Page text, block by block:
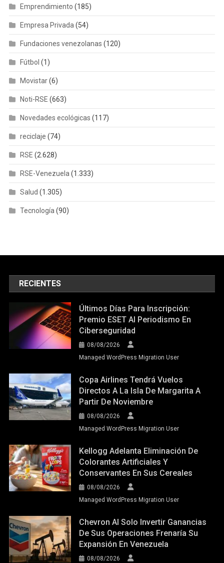
Emprendimiento (185)
Empresa Privada(54)
Fundaciones venezolanas (120)
Fútbol (1)
Movistar(6)
Noti-RSE (663)
Novedades ecológicas (117)
reciclaje (74)
RSE (2.628)
RSE-Venezuela(1.333)
Salud (1.305)
Tecnología(90)
RECIENTES
Últimos Días Para Inscripción:
Premio ESET Al Periodismo En
Ciberseguridad
08/08/2026
Managed WordPress Migration User
Copa Airlines Tendrá Vuelos
Directos A La Isla De Margarita A
Partir De Noviembre
08/08/2026
Managed WordPress Migration User
Kellogg Adelanta Eliminación De
Colorantes Artificiales Y
Conservantes En Sus Cereales
08/08/2026
Managed WordPress Migration User
Chevron Al Solo Invertir Ganancias
De Sus Operaciones Frenaría Su
Expansión En Venezuela
08/08/2026